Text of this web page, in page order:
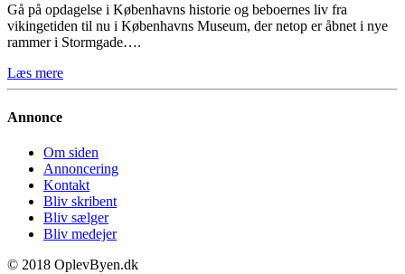
Gå på opdagelse i Københavns historie og beboernes liv fra
vikingetiden til nu i Københavns Museum, der netop er åbnet i nye
rammer i Stormgade….
Læs mere
Annonce
Om siden
Annoncering
Kontakt
Bliv skribent
Bliv sælger
Bliv medejer
© 2018 OplevByen.dk